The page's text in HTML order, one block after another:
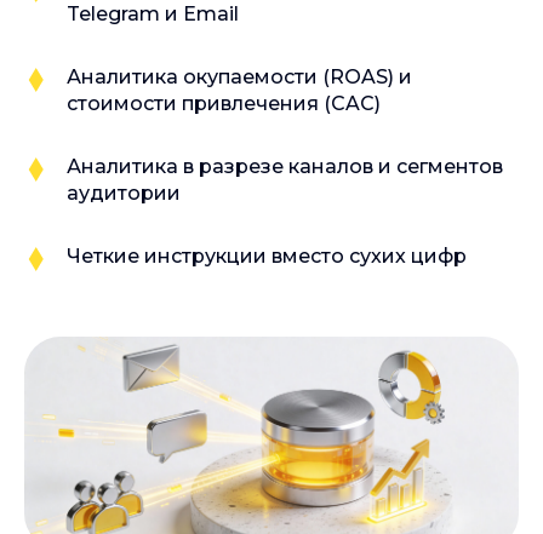
Telegram и Email
Аналитика окупаемости (ROAS) и
стоимости привлечения (CAC)
Аналитика в разрезе каналов и сегментов
аудитории
Четкие инструкции вместо сухих цифр